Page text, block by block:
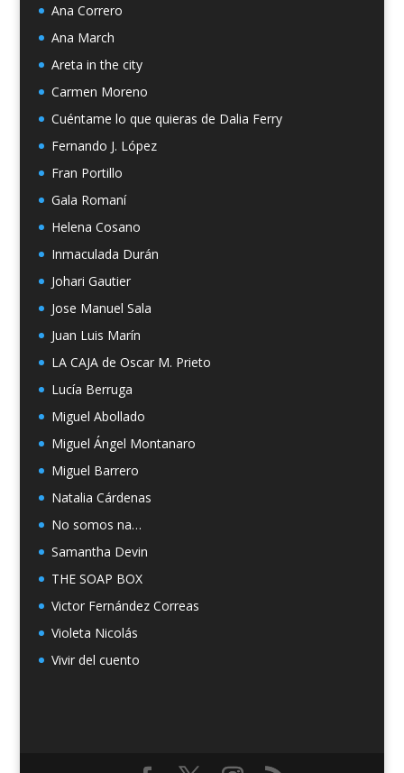
Ana Correro
Ana March
Areta in the city
Carmen Moreno
Cuéntame lo que quieras de Dalia Ferry
Fernando J. López
Fran Portillo
Gala Romaní
Helena Cosano
Inmaculada Durán
Johari Gautier
Jose Manuel Sala
Juan Luis Marín
LA CAJA de Oscar M. Prieto
Lucía Berruga
Miguel Abollado
Miguel Ángel Montanaro
Miguel Barrero
Natalia Cárdenas
No somos na…
Samantha Devin
THE SOAP BOX
Victor Fernández Correas
Violeta Nicolás
Vivir del cuento